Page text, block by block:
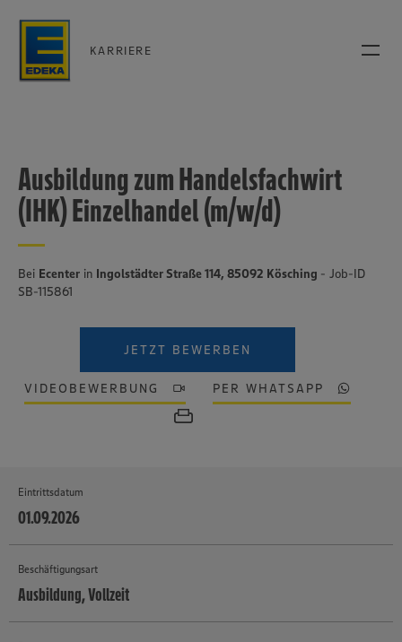
KARRIERE
Ausbildung zum Handelsfachwirt
(IHK) Einzelhandel (m/w/d)
Bei Ecenter in Ingolstädter Straße 114, 85092 Kösching - Job-ID
SB-115861
JETZT BEWERBEN
VIDEOBEWERBUNG PER WHATSAPP
Eintrittsdatum
01.09.2026
Beschäftigungsart
Ausbildung, Vollzeit